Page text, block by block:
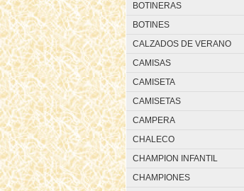
BOTINERAS
BOTINES
CALZADOS DE VERANO
CAMISAS
CAMISETA
CAMISETAS
CAMPERA
CHALECO
CHAMPION INFANTIL
CHAMPIONES